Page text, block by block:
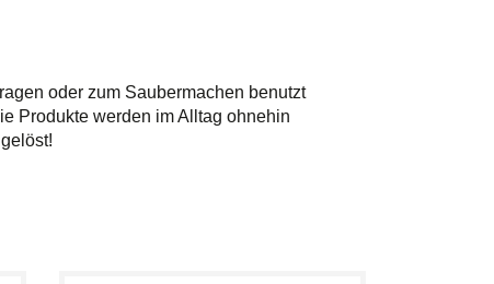
oder zum Saubermachen benutzt
Produkte werden im Alltag ohnehin